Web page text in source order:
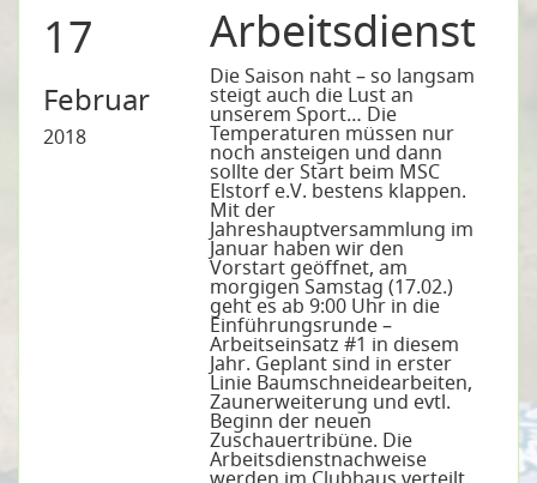
17
Februar
2018
Arbeitsdienst
Die Saison naht – so langsam
steigt auch die Lust an
unserem Sport… Die
Temperaturen müssen nur
noch ansteigen und dann
sollte der Start beim MSC
Elstorf e.V. bestens klappen.
Mit der
Jahreshauptversammlung im
Januar haben wir den
Vorstart geöffnet, am
morgigen Samstag (17.02.)
geht es ab 9:00 Uhr in die
Einführungsrunde –
Arbeitseinsatz #1 in diesem
Jahr. Geplant sind in erster
Linie Baumschneidearbeiten,
Zaunerweiterung und evtl.
Beginn der neuen
Zuschauertribüne. Die
Arbeitsdienstnachweise